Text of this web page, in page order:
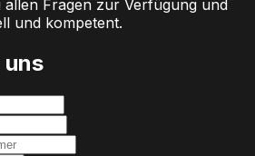
allen Fragen zur Verfügung und
und kompetent.
uns